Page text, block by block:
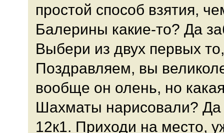
простой способ взятия,
Балерины какие-то? Да
Выбери из двух первых
Поздравляем, вы
вообще он олень, но
Шахматы нарисовали?
12к1. Приходи на место,